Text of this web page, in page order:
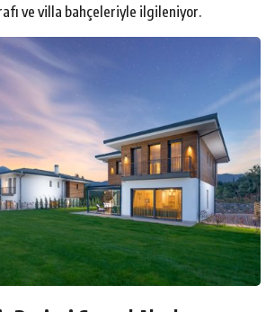
ve villa bahçeleriyle ilgileniyor.